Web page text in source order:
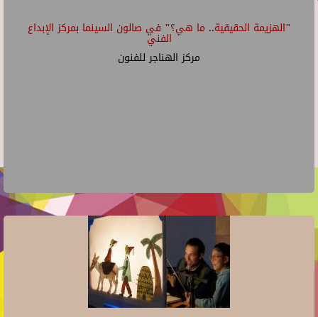
"الهزيمة الحقيقية.. ما هي؟" في صالون السينما بمركز الإبداع
الفني
مركز الهناجر للفنون